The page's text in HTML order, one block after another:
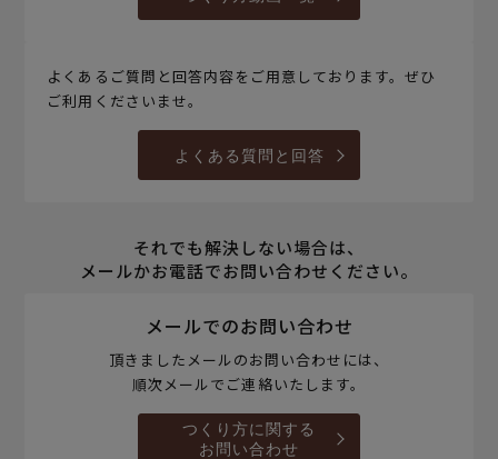
よくあるご質問と回答内容をご用意しております。ぜひ
ご利用くださいませ。
よくある質問と回答
それでも解決しない場合は、
メールかお電話でお問い合わせください。
メールでのお問い合わせ
頂きましたメールのお問い合わせには、
順次メールでご連絡いたします。
つくり方に関する
お問い合わせ